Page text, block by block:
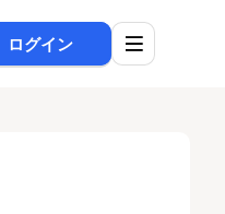
ログイン